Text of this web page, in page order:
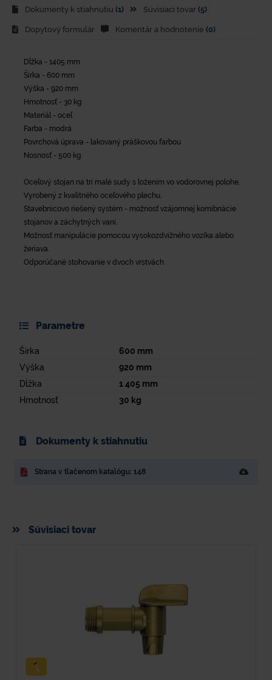
Dokumenty k stiahnutiu (1) Súvisiaci tovar (5)
Dopytový formulár Komentár a hodnotenie (0)
Dĺžka - 1405 mm
Šírka - 600 mm
Výška - 920 mm
Hmotnosť - 30 kg
Materiál - oceľ
Farba - modrá
Povrchová úprava - lakovaný práškovou farbou
Nosnosť - 500 kg
Oceľový stojan na tri malé sudy s ložením vo vodorovnej polohe.
Vyrobený z kvalitného oceľového plechu.
Stavebnicovo riešený systém - možnosť vzájomnej komibnácie
stojanov a záchytných vaní.
Možnosť manipulácie pomocou vysokozdvižného vozíka alebo
žeriava.
Odporúčané stohovanie v dvoch vrstvách.
Parametre
Šírka 600 mm
Výška
920 mm
Dĺžka
1 405 mm
Hmotnosť
30 kg
Dokumenty k stiahnutiu
Strana v tlačenom katalógu: 148
Súvisiaci tovar